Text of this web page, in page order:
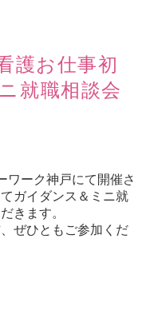
護お仕事初
就職相談会
ーク神戸にて開催さ
ガイダンス＆ミニ就
きます。
ぜひともご参加くだ